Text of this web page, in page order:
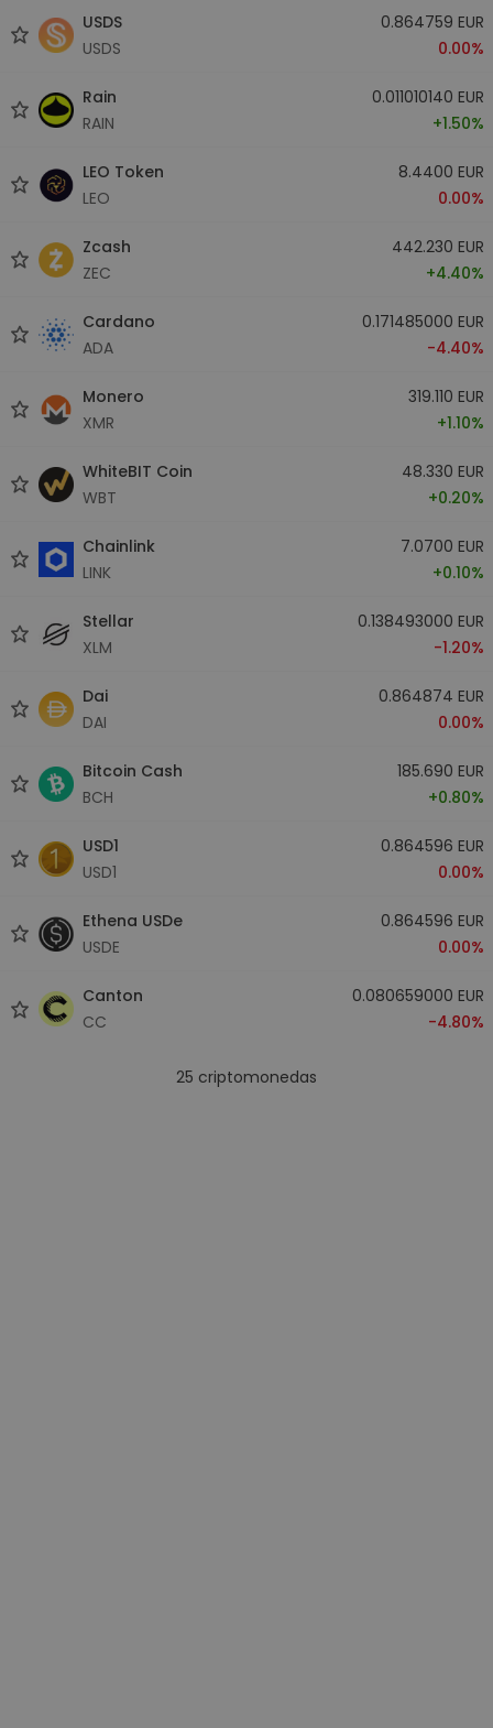
USDS
USDS
0.864759 EUR
0.00%
Rain
RAIN
0.011010140 EUR
+1.50%
LEO Token
LEO
8.4400 EUR
0.00%
Zcash
ZEC
442.230 EUR
+4.40%
Cardano
ADA
0.171485000 EUR
-4.40%
Monero
XMR
319.110 EUR
+1.10%
WhiteBIT Coin
WBT
48.330 EUR
+0.20%
Chainlink
LINK
7.0700 EUR
+0.10%
Stellar
XLM
0.138493000 EUR
-1.20%
Dai
DAI
0.864874 EUR
0.00%
Bitcoin Cash
BCH
185.690 EUR
+0.80%
USD1
USD1
0.864596 EUR
0.00%
Ethena USDe
USDE
0.864596 EUR
0.00%
Canton
CC
0.080659000 EUR
-4.80%
25 criptomonedas